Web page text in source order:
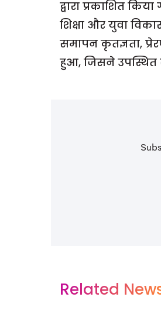
द्वारा प्रकाशित
शिक्षा और युवा
समापन कृतज्ञता,
हुआ, जिसने उपस्थित
Related